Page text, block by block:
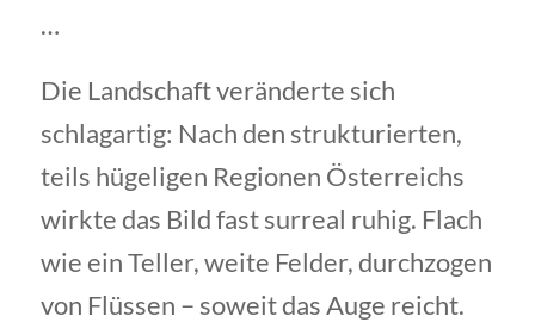
…
Die Landschaft veränderte sich
schlagartig: Nach den strukturierten,
teils hügeligen Regionen Österreichs
wirkte das Bild fast surreal ruhig. Flach
wie ein Teller, weite Felder, durchzogen
von Flüssen – soweit das Auge reicht.